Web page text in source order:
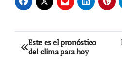
Navegación
de
Este es el pronóstico
del clima para hoy